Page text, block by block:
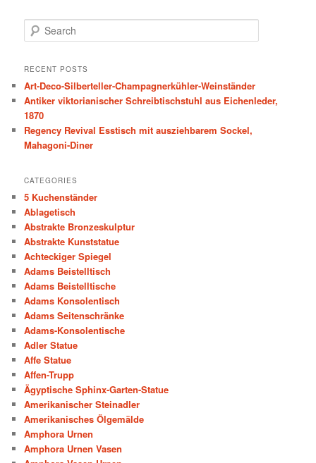
e
r
h
RECENT POSTS
Art-Deco-Silberteller-Champagnerkühler-Weinständer
Antiker viktorianischer Schreibtischstuhl aus Eichenleder,
1870
Regency Revival Esstisch mit ausziehbarem Sockel,
Mahagoni-Diner
CATEGORIES
5 Kuchenständer
Ablagetisch
Abstrakte Bronzeskulptur
Abstrakte Kunststatue
Achteckiger Spiegel
Adams Beistelltisch
Adams Beistelltische
Adams Konsolentisch
Adams Seitenschränke
Adams-Konsolentische
Adler Statue
Affe Statue
Affen-Trupp
Ägyptische Sphinx-Garten-Statue
Amerikanischer Steinadler
Amerikanisches Ölgemälde
Amphora Urnen
Amphora Urnen Vasen